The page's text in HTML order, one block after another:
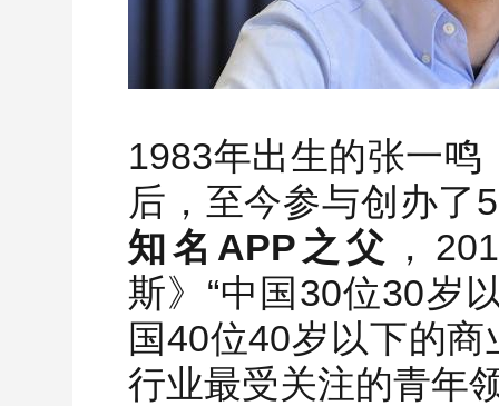
1983年出生的张一
后，至今参与创办了
知名APP之父 ，
斯》“中国30位30岁
国40位40岁以下的
行业最受关注的青年